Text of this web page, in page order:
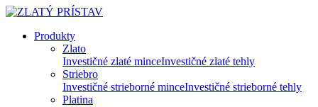
Produkty
Zlato
Investičné zlaté minceInvestičné zlaté tehly
Striebro
Investičné strieborné minceInvestičné strieborné tehly
Platina